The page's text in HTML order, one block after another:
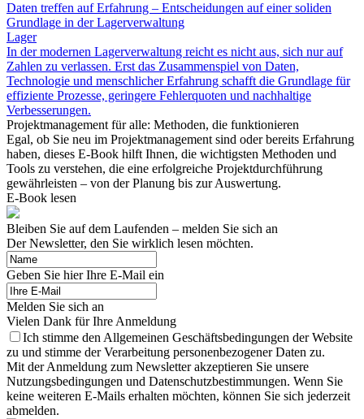
Daten treffen auf Erfahrung – Entscheidungen auf einer soliden
Grundlage in der Lagerverwaltung
Lager
In der modernen Lagerverwaltung reicht es nicht aus, sich nur auf
Zahlen zu verlassen. Erst das Zusammenspiel von Daten,
Technologie und menschlicher Erfahrung schafft die Grundlage für
effiziente Prozesse, geringere Fehlerquoten und nachhaltige
Verbesserungen.
Projektmanagement für alle: Methoden, die funktionieren
Egal, ob Sie neu im Projektmanagement sind oder bereits Erfahrung
haben, dieses E-Book hilft Ihnen, die wichtigsten Methoden und
Tools zu verstehen, die eine erfolgreiche Projektdurchführung
gewährleisten – von der Planung bis zur Auswertung.
E-Book lesen
Bleiben Sie auf dem Laufenden – melden Sie sich an
Der Newsletter, den Sie wirklich lesen möchten.
Geben Sie hier Ihre E-Mail ein
Melden Sie sich an
Vielen Dank für Ihre Anmeldung
Ich stimme den Allgemeinen Geschäftsbedingungen der Website
zu und stimme der Verarbeitung personenbezogener Daten zu.
Mit der Anmeldung zum Newsletter akzeptieren Sie unsere
Nutzungsbedingungen und Datenschutzbestimmungen. Wenn Sie
keine weiteren E-Mails erhalten möchten, können Sie sich jederzeit
abmelden.